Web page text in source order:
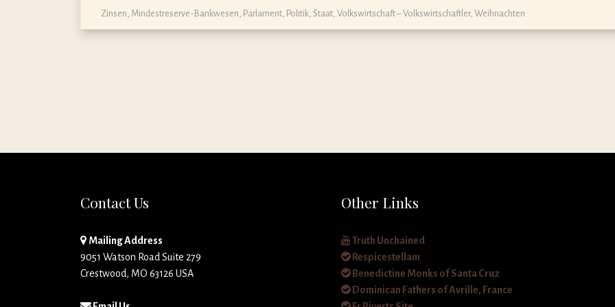
Zinsen Mindestreserve-Bankwesen Parlament Politik Staat Volkswirtschaft – Volkswirtschaftler, Weihnachten
Contact Us
Mailing Address
9051 Watson Road Suite 279
Crestwood, MO 63126 USA
Other Links
Truth Unchained
Respicestellam
Benedictine Monks of Santa Cruz
Dominican Fathers of Avrille, France